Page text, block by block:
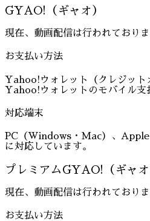
GYAO!（ギャオ）
現在、動画配信は行われておりま
お支払い方法
Yahoo!ウォレット（クレジット
Yahoo!ウォレットのモバイル支
対応端末
PC（Windows・Mac）、
に対応しています。
プレミアムGYAO!（ギャオ
現在、動画配信は行われておりま
お支払い方法